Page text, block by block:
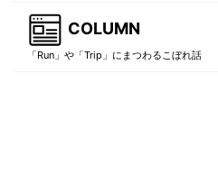
COLUMN
「Run」や「Trip」にまつわるこぼれ話